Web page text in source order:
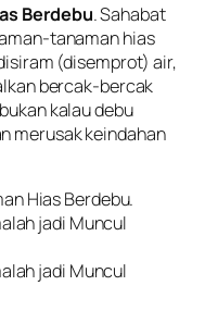
Berdebu. Sahabat
tanaman hias
(disemprot) air,
bercak-bercak
kalau debu
merusak keindahan
jadi Muncul